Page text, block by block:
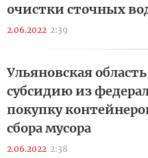
очистки сточных
2.06.2022 2:39
Ульяновская
субсидию из
покупку
сбора мусора
2.06.2022 2:38